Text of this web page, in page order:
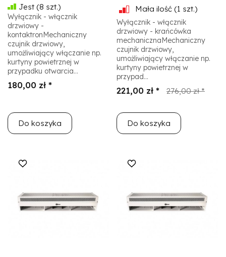
Jest (8 szt.)
Wyłącznik - włącznik
drzwiowy -
kontaktronMechaniczny
czujnik drzwiowy,
umożliwiający włączanie np.
kurtyny powietrznej w
przypadku otwarcia...
180,00 zł *
Do koszyka
Mała ilość (1 szt.)
Wyłącznik - włącznik
drzwiowy - krańcówka
mechanicznaMechaniczny
czujnik drzwiowy,
umożliwiający włączanie np.
kurtyny powietrznej w
przypad...
221,00 zł * 276,00 zł *
Do koszyka